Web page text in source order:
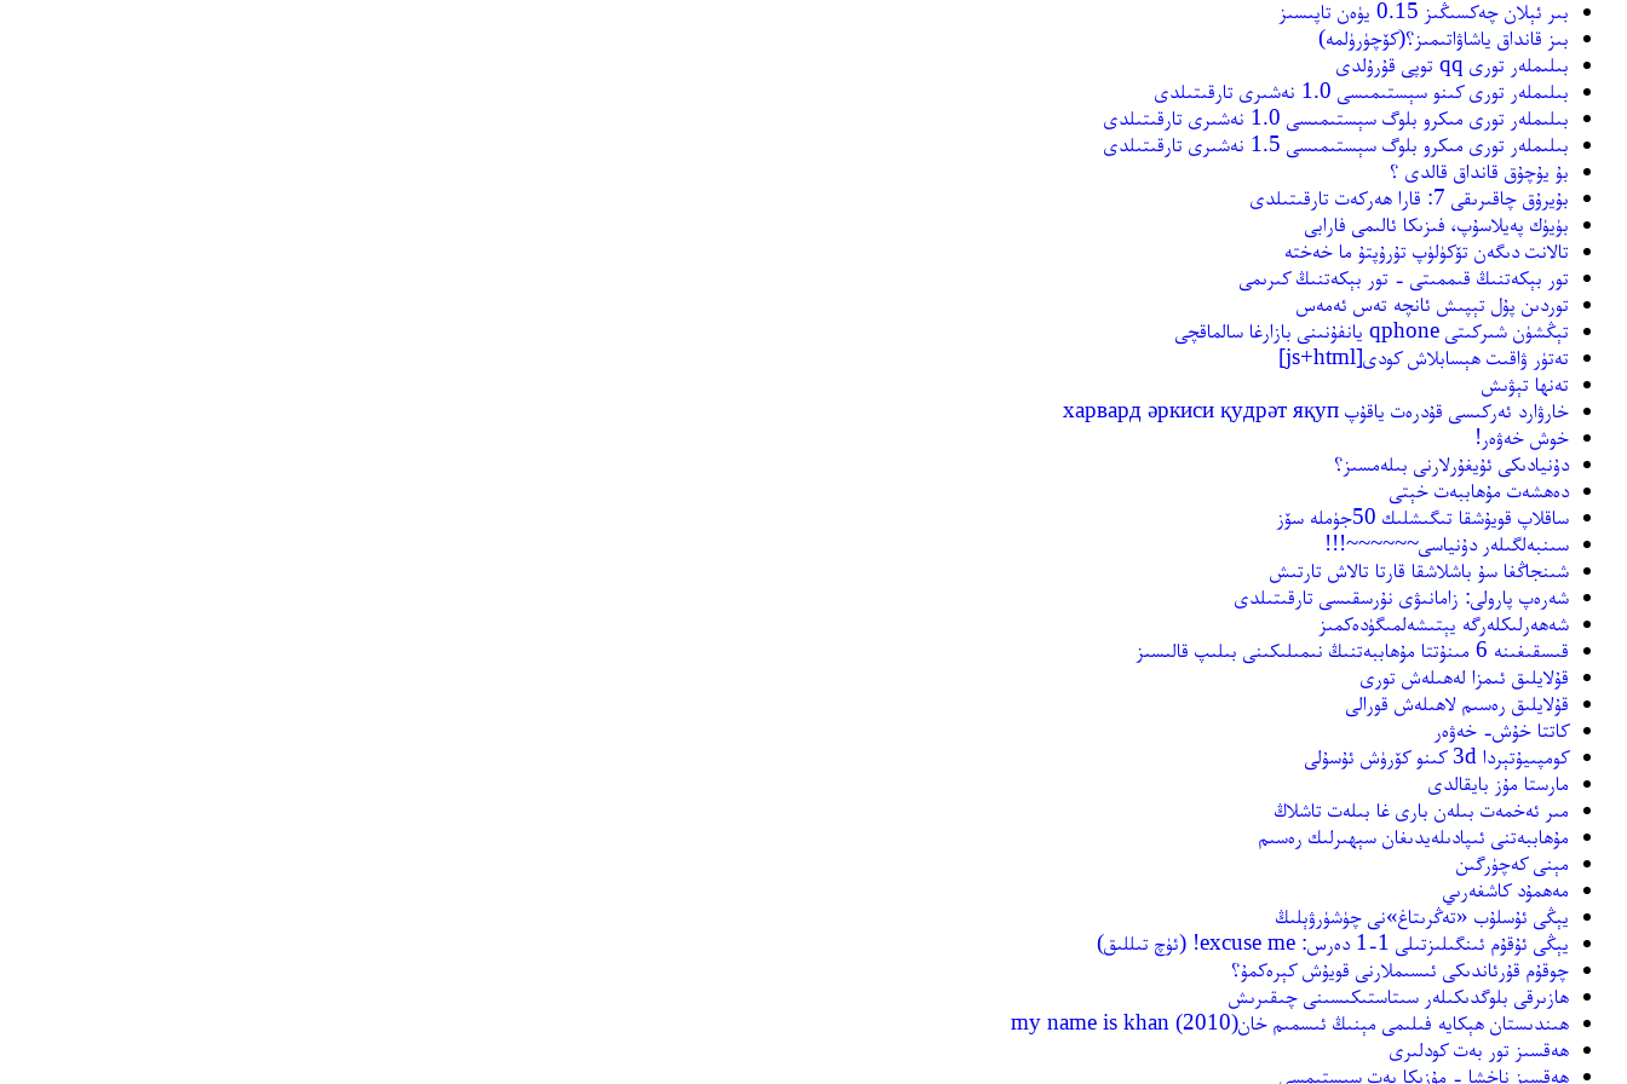
بىر ئېلان چەكسىڭىز 0.15 يۈەن تاپىسىز
بىز قانداق ياشاۋاتىمىز؟(كۆچۈرۈلمە)
بىلىملەر تورى qq توپى قۇرۇلدى
بىلىملەر تورى كىنو سېستىمىسى 1.0 نەشىرى تارقىتىلدى
بىلىملەر تورى مىكرو بلوگ سېستىمىسى 1.0 نەشىرى تارقىتىلدى
بىلىملەر تورى مىكرو بلوگ سېستىمىسى 1.5 نەشىرى تارقىتىلدى
بۇ يۇچۇق قانداق قالدى ؟
بۇيرۇق چاقىرىقى 7: قارا ھەركەت تارقىتىلدى
بۈيۈك پەيلاسۇپ، فىزىكا ئالىمى فارابى
تالانت دىگەن تۆكۈلۈپ تۇرۇپتۇ ما خەختە
تور بېكەتنىڭ قىممىتى - تور بېكەتنىڭ كىرىمى
توردىن پۇل تېپىش ئانچە تەس ئەمەس
تېڭشۈن شىركىتى qphone يانفۇنىنى بازارغا سالماقچى
تەتۈر ۋاقىت ھېسابلاش كودى[js+html]
تەنھا تېۋىش
خارۋارد ئەركىسى قۇدرەت ياقۇپ харвард әркиси қудрәт яқуп
خوش خەۋەر!
دۇنيادىكى ئۇيغۇرلارنى بىلەمسىز؟
دەھشەت مۇھاببەت خېتى
ساقلاپ قويۇشقا تىگىشلىك 50جۈملە سۆز
سىنبەلگىلەر دۇنياسى~~~~~~!!!
شىنجاڭغا سۇ باشلاشقا قارتا تالاش تارتىش
شەرەپ پارولى: زامانىۋى نۇرسقىسى تارقىتىلدى
شەھەرلىكلەرگە يېتىشەلمىگۈدەكمىز
قىسقىغىنە 6 مىنۇتتا مۇھاببەتنىڭ نىمىلىكىنى بىلىپ قالىسىز
قۇلايلىق ئىمزا لەھىلەش تورى
قۇلايلىق رەسىم لاھىلەش قورالى
كاتتا خۇش- خەۋەر
كومپىيۇتېردا 3d كىنو كۆرۈش ئۇسۇلى
مارستا مۇز بايقالدى
مىر ئەخمەت بىلەن بارى غا بىلەت تاشلاڭ
مۇھاببەتنى ئىپادىلەيدىغان سېھىرلىك رەسىم
مېنى كەچۈرگىن
مەھمۇد كاشغەرىي
يېڭى ئۇسلۇب «تەڭرىتاغ»نى چۈشۈرۋېلىڭ
يېڭى ئۇقۇم ئىنگىلىزتىلى 1-1 دەرس: excuse me! (ئۈچ تىللىق)
چوقۇم قۇرئاندىكى ئىسىملارنى قويۇش كېرەكمۇ؟
ھازىرقى بلوگدىكىلەر سىتاستىكىسىنى چىقىرىش
ھىندىستان ھېكايە فىلىمى مېنىڭ ئىسمىم خانmy name is khan (2010)
ھەقسىز تور بەت كودلىرى
ھەقسىز ناخشا - مۇزىكا بەت سېستىمسى